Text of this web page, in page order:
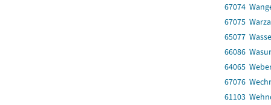
67074
67075 Warza
65077
66086
64065
67076
61103